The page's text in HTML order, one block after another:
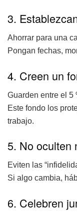
3.
Ahorrar para una
Pongan fechas,
4. Creen un
Guarden entre el 5
Este fondo los
trabajo.
5. No oculten
Eviten las
Si algo cambia,
6. Celebren